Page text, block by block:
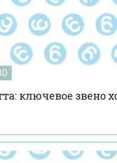
ключевое звено